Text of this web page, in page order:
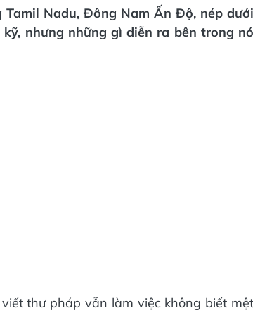
Nadu, Đông Nam Ấn Độ, nép dưới
nhưng những gì diễn ra bên trong nó
thư pháp vẫn làm việc không biết mệt